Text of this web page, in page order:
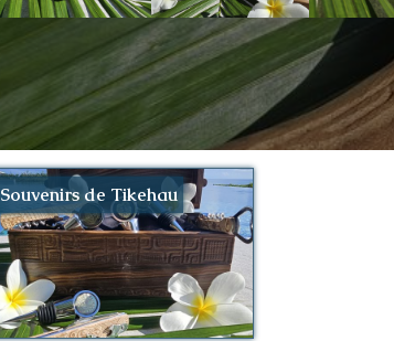
Souvenirs de Tikehau